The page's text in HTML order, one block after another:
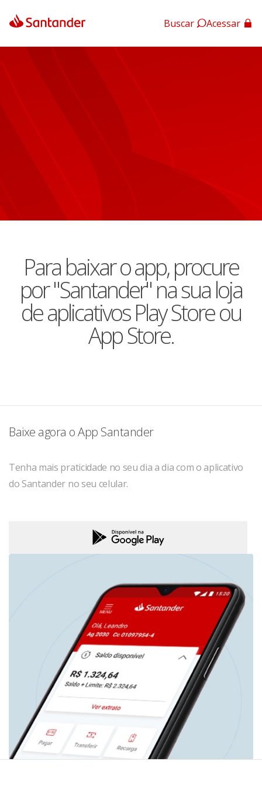
App Santander Buscar Acessar
Para baixar o app, procure
por "Santander" na sua loja
de aplicativos Play Store ou
App Store.
Baixe agora o App Santander
Tenha mais praticidade no seu dia a dia com o aplicativo
do Santander no seu celular.